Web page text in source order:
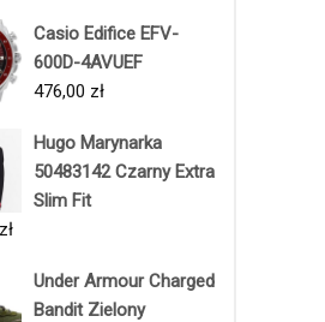
Casio Edifice EFV-
600D-4AVUEF
476,00 zł
Hugo Marynarka
50483142 Czarny Extra
Slim Fit
zł
Under Armour Charged
Bandit Zielony